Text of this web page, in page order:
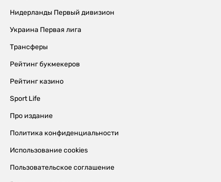
Нидерланды Первый дивизион
Украина Первая лига
Трансферы
Рейтинг букмекеров
Рейтинг казино
Sport Life
Про издание
Политика конфиденциальности
Использование cookies
Пользовательское соглашение